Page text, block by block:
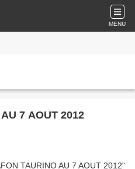
MENU
7 AOUT 2012